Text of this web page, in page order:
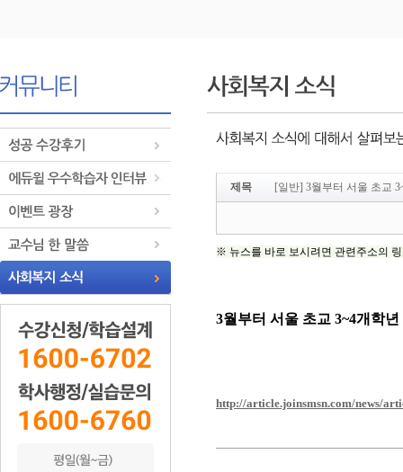
제목 [일반] 3월부터 서울 초교